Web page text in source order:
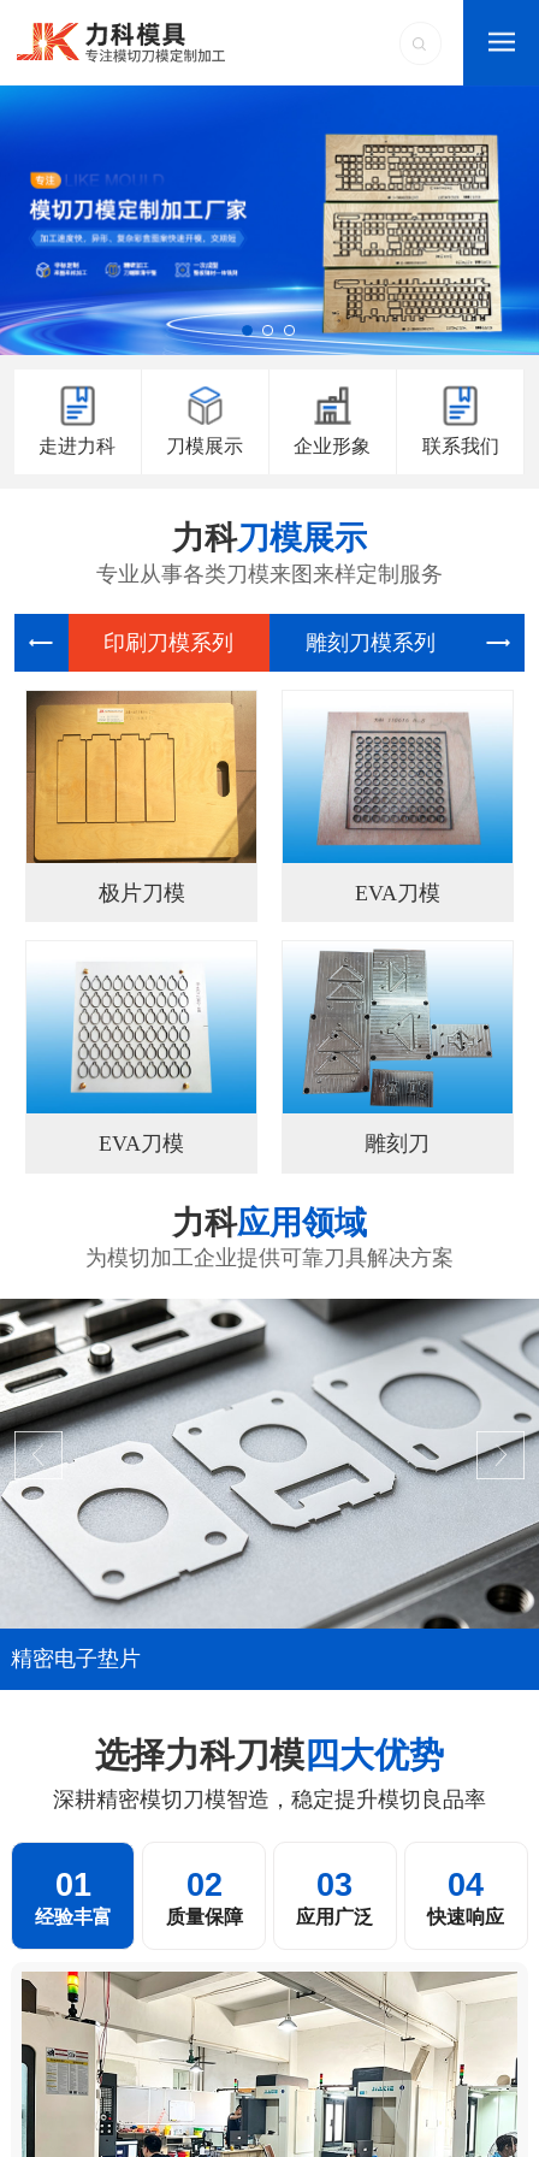
走进力科 刀模展示 企业形象 联系我们
力科刀模展示
专业从事各类刀模来图来样定制服务
印刷刀模 雕刻刀模
极片刀模 EVA刀模
EVA刀模 雕刻刀
力科应用领域
为模切加工企业提供可靠刀具解决方案
精密电子垫片
选择力科刀模四大优势
深耕精密模切刀模智造，稳定提升模切良品率
01
经验丰富
02
质量保障
03
应用广泛
04
快速响应